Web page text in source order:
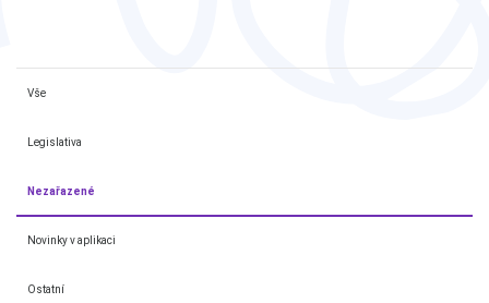
Vše
Legislativa
Nezařazené
Novinky v aplikaci
Ostatní